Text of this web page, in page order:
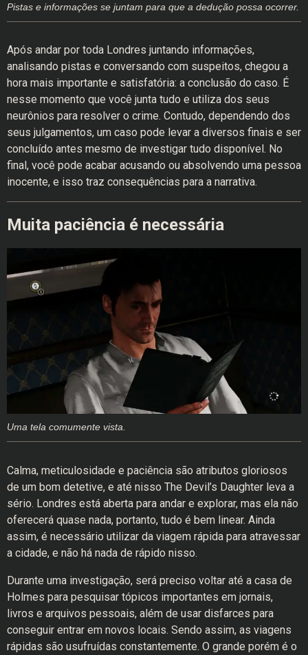
Pistas e informações se juntam para que a dedução possa ocorrer.
Após andar por toda Londres juntando informações,
analisando pistas e conversando com suspeitos, chegou a
hora mais importante e satisfatória: a conclusão do caso. É
nesse momento que você junta tudo e utiliza dos seus
neurônios para resolver o crime. Contudo, dependendo dos
seus julgamentos, um caso pode levar a diversos finais e ser
concluído antes mesmo de investigar tudo disponível. No
final, você pode acabar acusando ou absolvendo uma pessoa
inocente, e isso traz consequências para a narrativa.
Muita paciência é necessária
Uma tela comumente vista.
Calma, meticulosidade e paciência são atributos gloriosos
de um bom detetive, e até nisso The Devil’s Daughter leva a
sério. Londres está aberta para andar e explorar, mas ela não
oferecerá quase nada, portanto, tudo é bem linear. Ainda
assim, é necessário utilizar da viagem rápida para atravessar
a cidade, e não há nada de rápido nisso.
Durante uma investigação, será preciso voltar até a casa de
Holmes para pesquisar tópicos importantes em jornais,
livros e arquivos pessoais, além de usar disfarces para
conseguir entrar em novos locais. Sendo assim, as viagens
rápidas são usufruídas constantemente. O grande porém é o